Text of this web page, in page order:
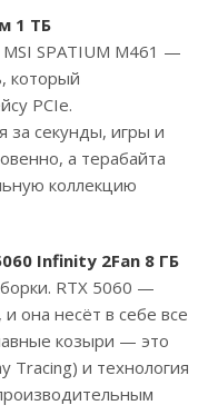
1 ТБ
SPATIUM M461 —
который
PCIe.
за секунды, игры и
а терабайта
коллекцию
Infinity 2Fan 8 ГБ
RTX 5060 —
она несёт в себе все
козыри — это
Tracing) и технология